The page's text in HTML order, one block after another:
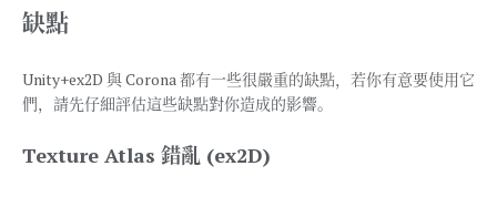
缺點
Unity+ex2D 與 Corona 都有一些很嚴重的缺點，若你有意要使用它
們，請先仔細評估這些缺點對你造成的影響。
Texture Atlas 錯亂 (ex2D)